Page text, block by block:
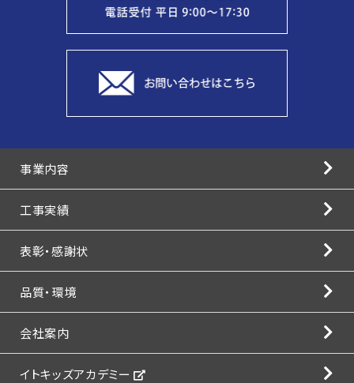
事業内容
工事実績
表彰・感謝状
品質・環境
会社案内
イトキッズアカデミー